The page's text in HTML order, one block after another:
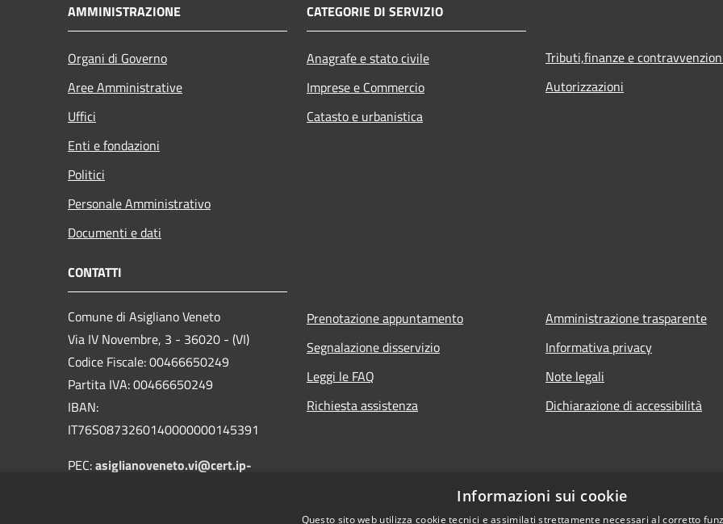
AMMINISTRAZIONE
Organi di Governo
Aree Amministrative
Uffici
Enti e fondazioni
Politici
Personale Amministrativo
Documenti e dati
CATEGORIE DI SERVIZIO
Anagrafe e stato civile
Imprese e Commercio
Catasto e urbanistica
Tributi,finanze e
Autorizzazioni
CONTATTI
Comune di Asigliano Veneto
Via IV Novembre, 3 - 36020 - (VI)
Codice Fiscale: 00466650249
Partita IVA: 00466650249
IBAN:
IT76S0873260140000000145391
PEC:asiglianoveneto.vi@cert.ip-
Prenotazione appuntamento
Segnalazione disservizio
Leggi le FAQ
Richiesta assistenza
Amministrazione trasparente
Informativa privacy
Note legali
Dichiarazione di accessibilità
Informazioni sui cookie
Questo sito web utilizza cookie tecnici e assimilati strettamente necessari al corretto